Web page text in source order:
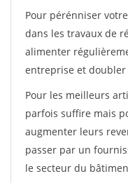
Pour pérénniser
dans les travaux de
alimenter
entreprise et
Pour les meilleurs
parfois suffire mais
augmenter leurs
passer par un
le secteur du